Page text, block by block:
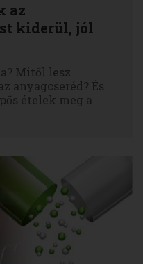
az
kiderül, jól
Mitől lesz
anyagcseréd? És
ételek meg a